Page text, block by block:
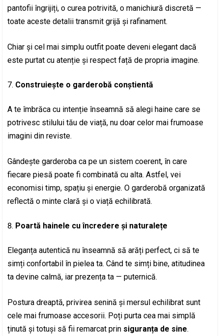
pantofii îngrijiți, o curea potrivită, o manichiură discretă —
toate aceste detalii transmit grijă și rafinament.
Chiar și cel mai simplu outfit poate deveni elegant dacă
este purtat cu atenție și respect față de propria imagine.
Construiește o garderobă conștientă
A te îmbrăca cu intenție înseamnă să alegi haine care se
potrivesc stilului tău de viață, nu doar celor mai frumoase
imagini din reviste.
Gândește garderoba ca pe un sistem coerent, în care
fiecare piesă poate fi combinată cu alta. Astfel, vei
economisi timp, spațiu și energie. O garderobă organizată
reflectă o minte clară și o viață echilibrată.
Poartă hainele cu încredere și naturalețe
Eleganța autentică nu înseamnă să arăți perfect, ci să te
simți confortabil în pielea ta. Când te simți bine, atitudinea
ta devine calmă, iar prezența ta — puternică.
Postura dreaptă, privirea senină și mersul echilibrat sunt
cele mai frumoase accesorii. Poți purta cea mai simplă
ținută și totuși să fii remarcat prin siguranța de sine.